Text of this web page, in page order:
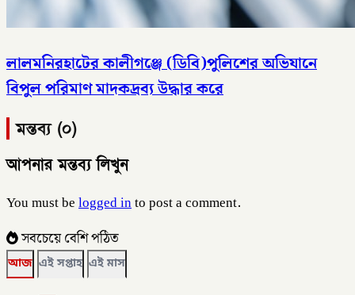
লালমনিরহাটের কালীগঞ্জে (ডিবি)পুলিশের অভিযানে
বিপুল পরিমাণ মাদকদ্রব্য উদ্ধার করে
মন্তব্য (০)
আপনার মন্তব্য লিখুন
You must belogged into post a comment.
সবচেয়ে বেশি পঠিত
আজ এই সপ্তাহ এই মাস